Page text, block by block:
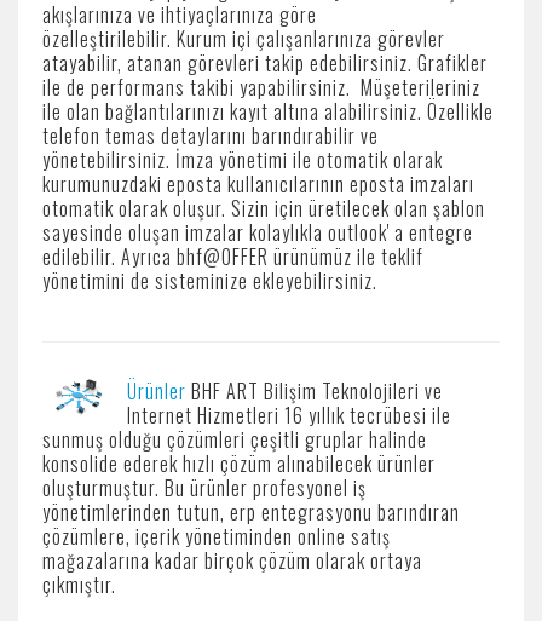
akışlarınıza ve ihtiyaçlarınıza göre
özelleştirilebilir. Kurum içi çalışanlarınıza görevler
atayabilir, atanan görevleri takip edebilirsiniz. Grafikler
ile de performans takibi yapabilirsiniz. Müşeterileriniz
ile olan bağlantılarınızı kayıt altına alabilirsiniz. Özellikle
telefon temas detaylarını barındırabilir ve
yönetebilirsiniz. İmza yönetimi ile otomatik olarak
kurumunuzdaki eposta kullanıcılarının eposta imzaları
otomatik olarak oluşur. Sizin için üretilecek olan şablon
sayesinde oluşan imzalar kolaylıkla outlook' a entegre
edilebilir. Ayrıca bhf@OFFER ürünümüz ile teklif
yönetimini de sisteminize ekleyebilirsiniz.
Ürünler BHF ART Bilişim Teknolojileri ve
Internet Hizmetleri 16 yıllık tecrübesi ile
sunmuş olduğu çözümleri çeşitli gruplar halinde
konsolide ederek hızlı çözüm alınabilecek ürünler
oluşturmuştur. Bu ürünler profesyonel iş
yönetimlerinden tutun, erp entegrasyonu barındıran
çözümlere, içerik yönetiminden online satış
mağazalarına kadar birçok çözüm olarak ortaya
çıkmıştır.